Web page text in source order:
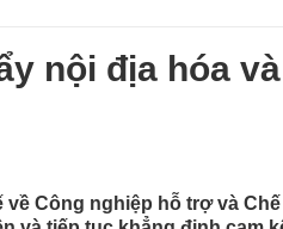
nội địa hóa
về Công nghiệp hỗ trợ và